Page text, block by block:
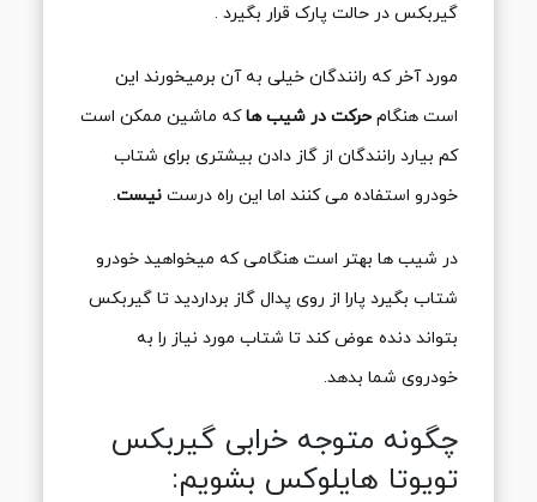
گیربکس در حالت پارک قرار بگیرد .
مورد آخر که رانندگان خیلی به آن برمیخورند این
است هنگام حرکت در شیب هاکه ماشین ممکن است
کم بیارد رانندگان از گاز دادن بیشتری برای شتاب
خودرو استفاده می کنند اما این راه درست نیست.
در شیب ها بهتر است هنگامی که میخواهید خودرو
شتاب بگیرد پارا از روی پدال گاز برداردید تا گیربکس
بتواند دنده عوض کند تا شتاب مورد نیاز را به
خودروی شما بدهد.
چگونه متوجه خرابی گیربکس
تویوتا هایلوکس بشویم: